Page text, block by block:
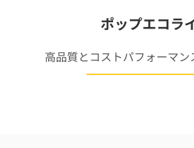
ポップエコラ
高品質とコストパフォーマ